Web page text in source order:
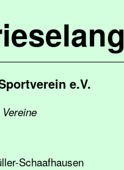
e.V.
Schaafhausen